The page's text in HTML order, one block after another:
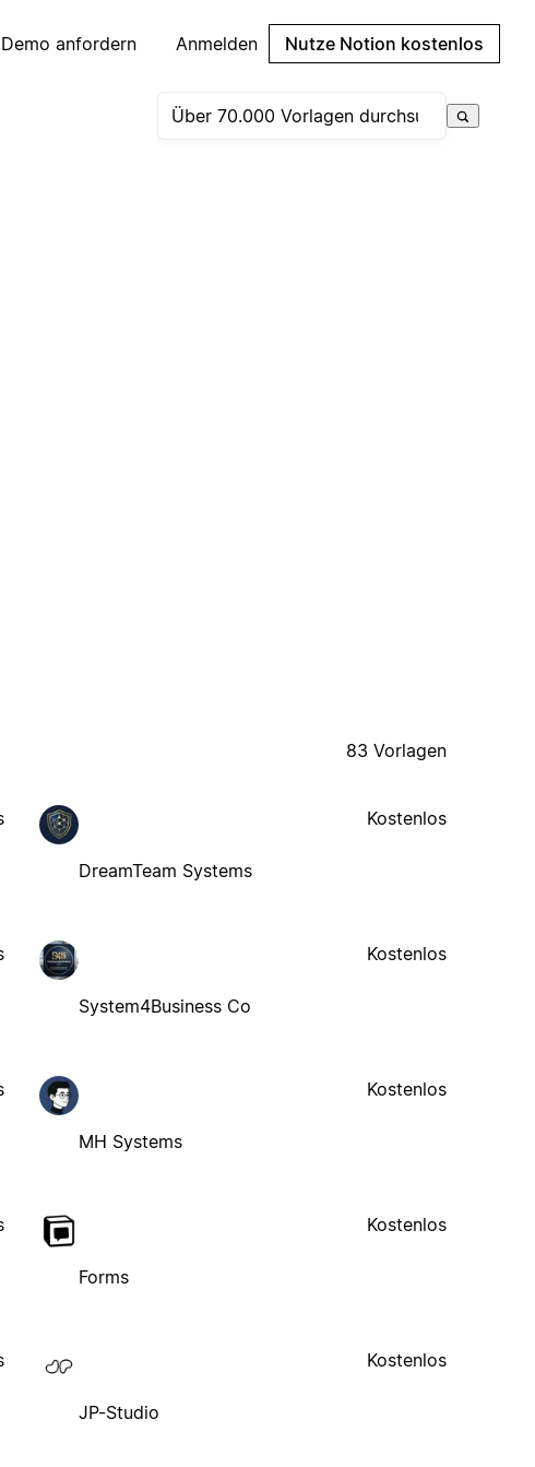
Demo anfordern Anmelden Nutze Notion kostenlos
83 Vorlagen
DreamTeam Systems
Kostenlos
System4Business Co
Kostenlos
MH Systems
Kostenlos
Forms
Kostenlos
JP-Studio
Kostenlos